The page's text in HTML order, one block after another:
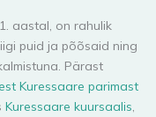
aastal, on rahulik
puid ja põõsaid ning
Pärast
Kuressaare parimast
Kuressaare kuursaalis,